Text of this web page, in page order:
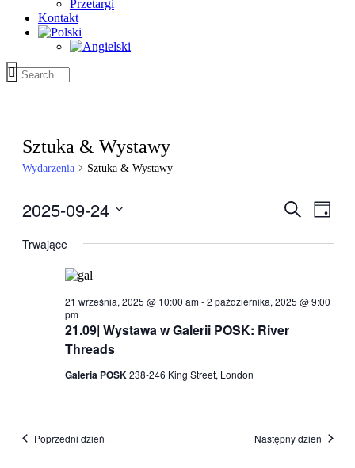
Przetargi
Kontakt
Sztuka & Wystawy
Wydarzenia Sztuka & Wystawy
Wydarzenia
24
września,
po
widokach
Szukaj
Dzień
2025-09-24
datę.
Trwające
21.09| Wystawa w Galerii POSK: River
Threads
21 września, 2025 @ 10:00 am-2 października, 2025 @ 9:00
pm
Galeria POSK238-246 King Street, London
Poprzedni dzień Następny dzień